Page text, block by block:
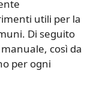
utili per la
Di seguito
così da
per ogni